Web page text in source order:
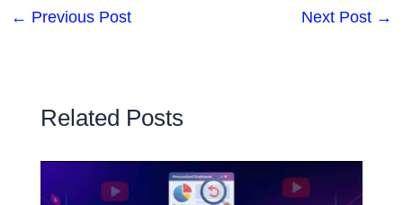
← Previous Post Next Post →
Related Posts